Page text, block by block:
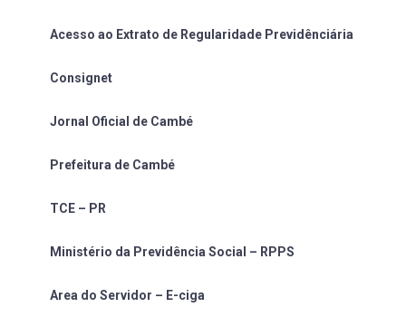
Acesso ao Extrato de Regularidade Previdênciária
Consignet
Jornal Oficial de Cambé
Prefeitura de Cambé
TCE – PR
Ministério da Previdência Social – RPPS
Area do Servidor – E-ciga